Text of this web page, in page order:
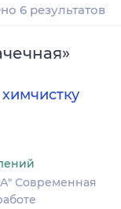
6 результатов
»
Современная